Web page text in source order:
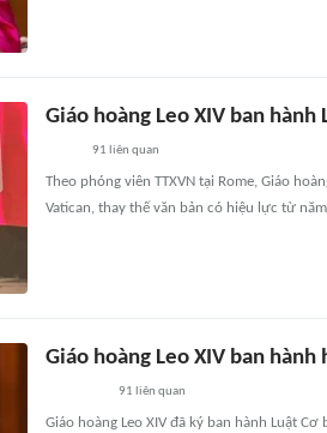
Giáo hoàng Leo XIV ban
91 liên quan
Theo phóng viên TTXVN tại Rome, Giáo
Vatican, thay thế văn bản có hiệu lực từ
Giáo hoàng Leo XIV ban
91 liên quan
Giáo hoàng Leo XIV đã ký ban hành Luật